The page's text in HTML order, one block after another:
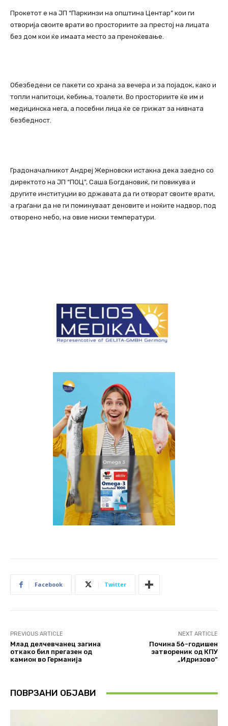
Прокетот е на ЈП “Паркинзи на општина Центар” кои ги
отворија своите врати во просториите за престој на лицата
без дом кои ќе имаата место за преноќевање.
Обезбедени се пакети со храна за вечера и за појадок, како и
топли напитоци, ќебиња, тоалети. Во просториите ќе им и
медицинска нега, а посебни лица ќе се грижат за нивната
безбедност.
Градоначалникот Андреј Жерновски истакна дека заедно со
директото на ЈП “ПОЦ”, Саша Богдановиќ, ги повикува и
другите институции во државата да ги отворат своите врати,
а граѓани да не ги поминуваат деновите и ноќите надвор, под
отворено небо, на овие ниски температури.
Facebook Twitter
PREVIOUS ARTICLE
Млад делчевчанец загина
откако бил прегазен од
камион во Германија
NEXT ARTICLE
Почина 56-годишен
затвореник од КПУ
„Идризово“
ПОВРЗАНИ ОБЈАВИ